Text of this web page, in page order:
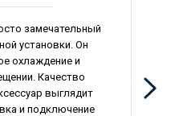
замечательный
установки. Он
охлаждение и
Качество
выглядит
и подключение